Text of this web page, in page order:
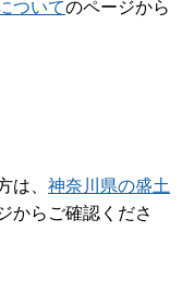
ついてのページから
は、 神奈川県の盛土
からご確認くださ